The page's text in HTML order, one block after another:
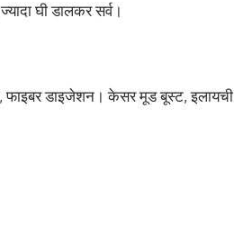
घी डालकर सर्व।
फाइबर डाइजेशन। केसर मूड बूस्ट, इलायची